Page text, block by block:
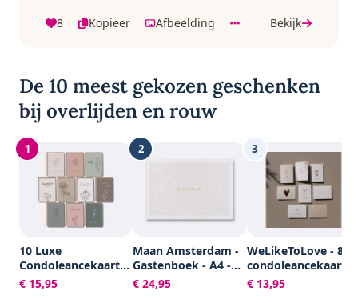
8 Kopieer Afbeelding Bekijk
De 10 meest gekozen geschenken
bij overlijden en rouw
1
10 Luxe
Condoleancekaarten
met Enveloppen -
Rouwkaarten -
€ 15,95
2
Maan Amsterdam -
Gastenboek - A4 -
100 blanco pagina's
- Neutraal - Voor
€ 24,95
3
WeLikeToLove - 8x
- Rouwkaarten -
condoleance
€ 13,95